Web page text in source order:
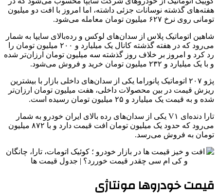
هفته‌های گذشته نوسانات جزئی داشته، اما امروز با افت دو میلیون
تومانی روی نرخ ۶۲۷ میلیون تومان معامله می‌شود.
شاهین اتوماتیک پلاس از سدان‌های لوکس و رده‌بالای سایپا به شمار
می‌رود که در هفته‌ گذشته کانال یک میلیارد و ۲۰۰ میلیون تومان را
رد کرد و امروز بر خلاف روز گذشته سه میلیون تومان ارزان‌تر شده
و با یک میلیارد و ۲۳۲ میلیون تومان خرید و فروش می‌شود.
پژو ۲۰۷ اتوماتیک پانوراما یکی از سدان‌های داخلی بازار با بیشترین
ریزش قیمت در بین محصولات داخلی، هفت میلیون تومان ارزان‌تر
شده و به قیمت یک میلیارد و ۲۵ میلیون تومان رسیده است.
تارا دنده‌ای V۱ یکی از سدان‌های رده بالای ایران خودرو به شمار
می‌رود که حدود یک میلیون تومان افت قیمت دارد و با ۸۷۲ میلیون
تومان به فروش می‌رسد.
قیمت خودروها مونتاژی